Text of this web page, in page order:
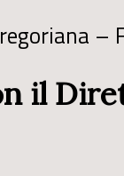
–
il